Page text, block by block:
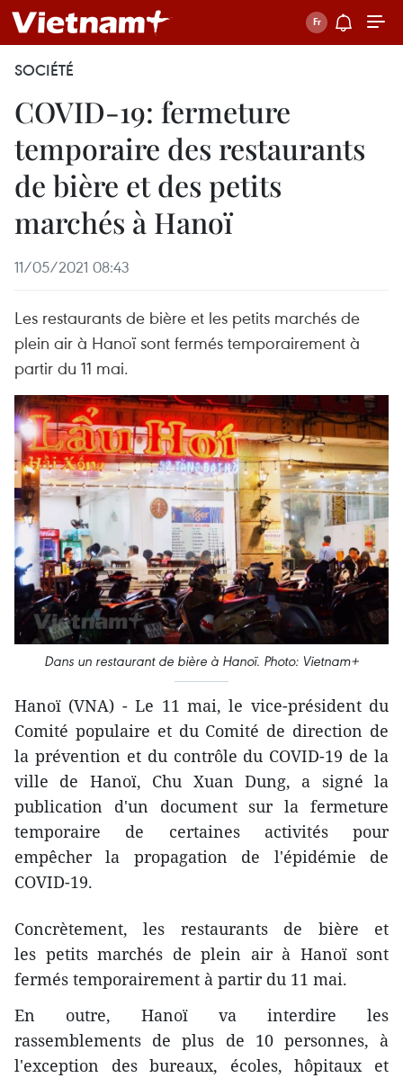
SOCIÉTÉ
COVID-19: fermeture
temporaire des restaurants
de bière et des petits
marchés à Hanoï
11/05/2021 08:43
Les restaurants de bière et les petits marchés de
plein air à Hanoï sont fermés temporairement à
partir du 11 mai.
Dans un restaurant de bière à Hanoï. Photo: Vietnam+
Hanoï (VNA) - Le 11 mai, le vice-président du
Comité populaire et du Comité de direction de
la prévention et du contrôle du COVID-19 de la
ville de Hanoï, Chu Xuan Dung, a signé la
publication d'un document sur la fermeture
temporaire de certaines activités pour
empêcher la propagation de l'épidémie de
COVID-19.
Concrètement, les restaurants de bière et
les petits marchés de plein air à Hanoï sont
fermés temporairement à partir du 11 mai.
En outre, Hanoï va interdire les
rassemblements de plus de 10 personnes, à
l'exception des bureaux, écoles, hôpitaux et